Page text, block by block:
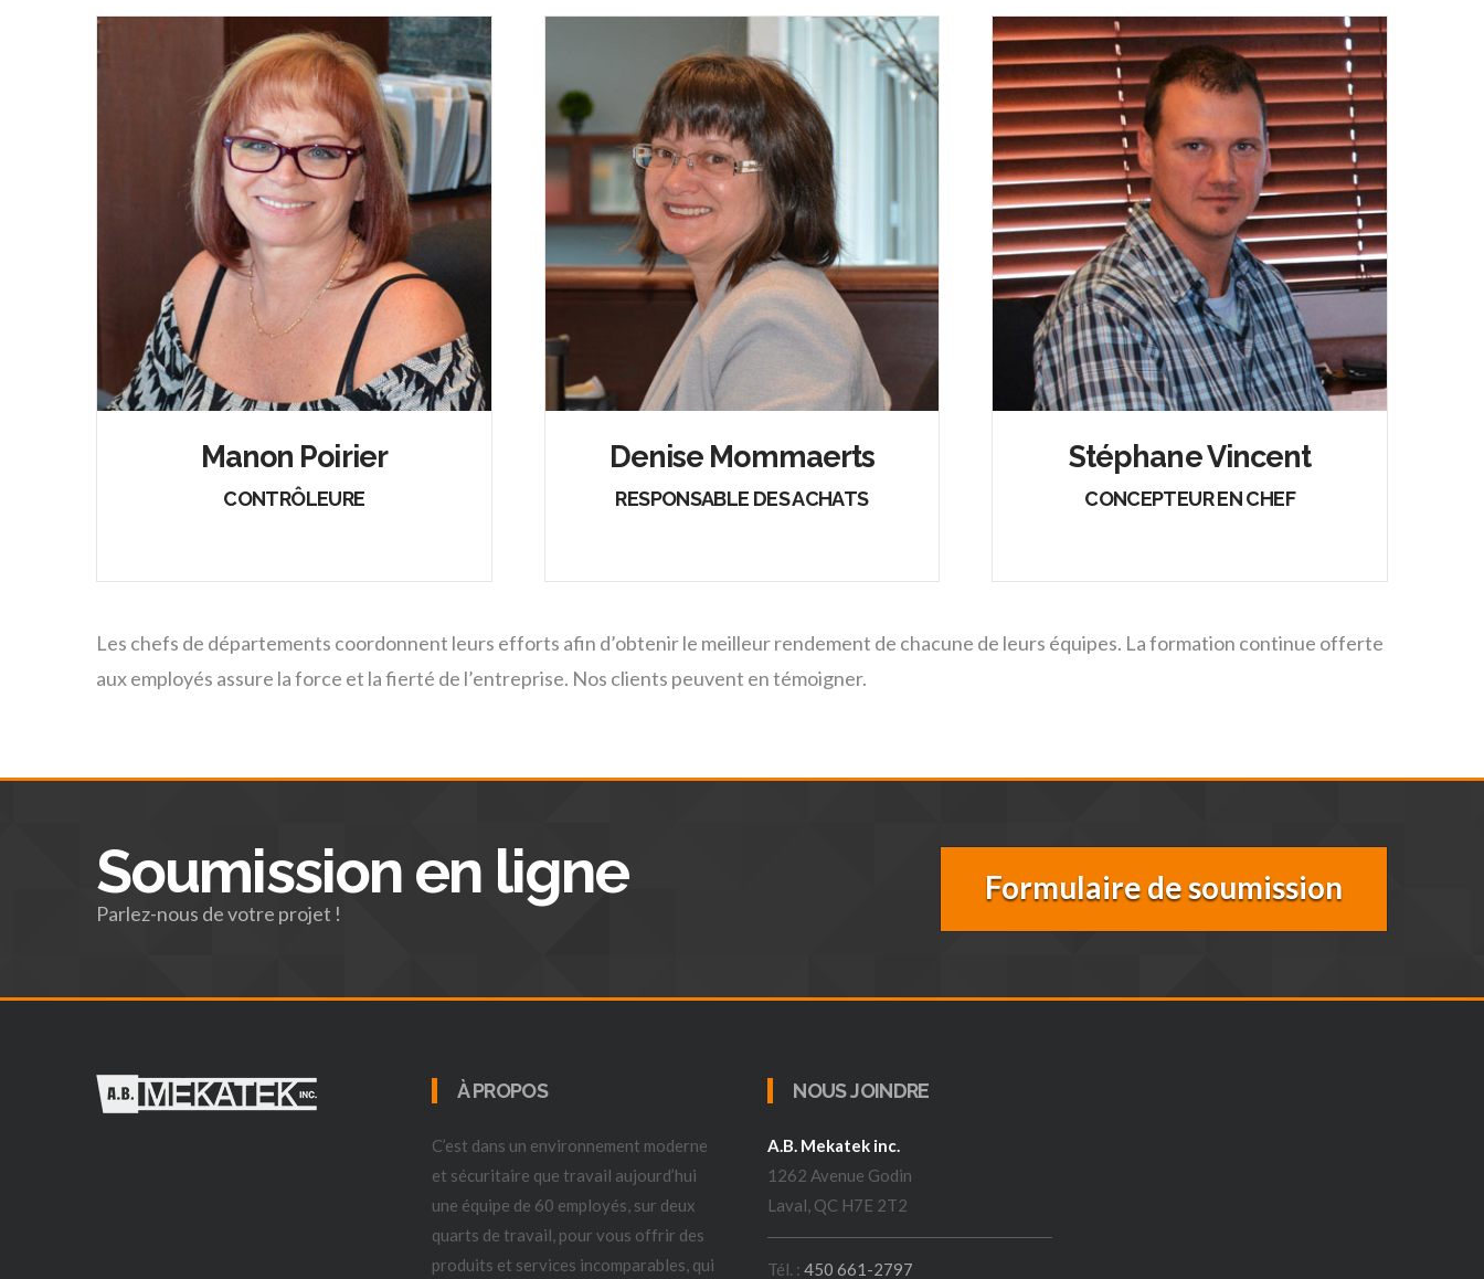
Manon Poirier
CONTRÔLEURE
Denise Mommaerts
RESPONSABLE DES ACHATS
Stéphane Vincent
CONCEPTEUR EN CHEF
Les chefs de départements coordonnent leurs efforts afin d’obtenir le meilleur rendement de chacune de leurs équipes. La formation continue offerte
aux employés assure la force et la fierté de l’entreprise. Nos clients peuvent en témoigner.
Soumission en ligne
Parlez-nous de votre projet !
Formulaire de soumission
À PROPOS
C’est dans un environnement moderne
et sécuritaire que travail aujourd’hui
une équipe de 60 employés, sur deux
quarts de travail, pour vous offrir des
produits et services incomparables, qui
NOUS JOINDRE
A.B. Mekatek inc.
1262 Avenue Godin
Laval, QC H7E 2T2
Tél. :450 661-2797